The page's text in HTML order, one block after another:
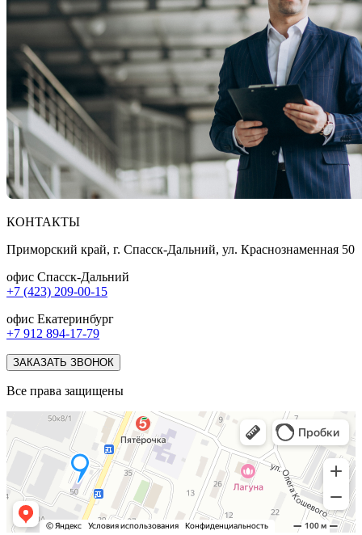
КОНТАКТЫ
Приморский край, г. Спасск-Дальний, ул. Краснознаменная 50
офис Спасск-Дальний
+7 (423) 209-00-15
офис Екатеринбург
+7 912 894-17-79
ЗАКАЗАТЬ ЗВОНОК
Все права защищены